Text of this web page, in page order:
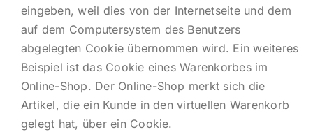
eingeben, weil dies von der Internetseite und dem
auf dem Computersystem des Benutzers
abgelegten Cookie übernommen wird. Ein weiteres
Beispiel ist das Cookie eines Warenkorbes im
Online-Shop. Der Online-Shop merkt sich die
Artikel, die ein Kunde in den virtuellen Warenkorb
gelegt hat, über ein Cookie.